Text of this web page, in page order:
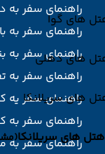
های گوا
های دهلی
های سریلانکا
هتل های سریلانکا
راهنمای سفر به
راهنمای سفر به
راهنمای سفر به
راهنمای سفر به
راهنمای سفر یه
راهنمای سفر به
راهنمای سفر به